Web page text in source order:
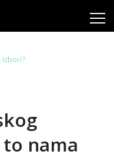
Izbori?
nama